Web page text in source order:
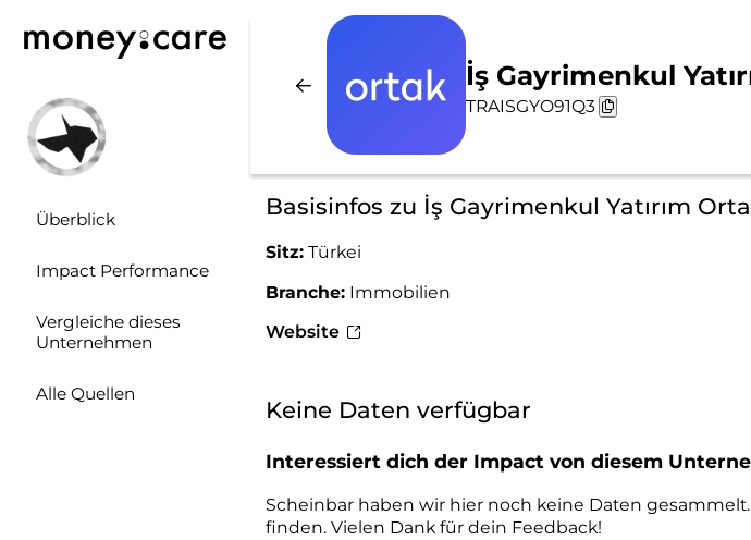
Überblick
Impact Performance
Vergleiche dieses
Unternehmen
Alle Quellen
İş Gayrimenkul
TRAISGYO91Q3
Basisinfos zu İş Gayrimenkul Yatırım
Sitz: Türkei
Branche: Immobilien
Website
Keine Daten verfügbar
Interessiert dich der Impact von diesem
Scheinbar haben wir hier noch keine Daten
finden. Vielen Dank für dein Feedback!